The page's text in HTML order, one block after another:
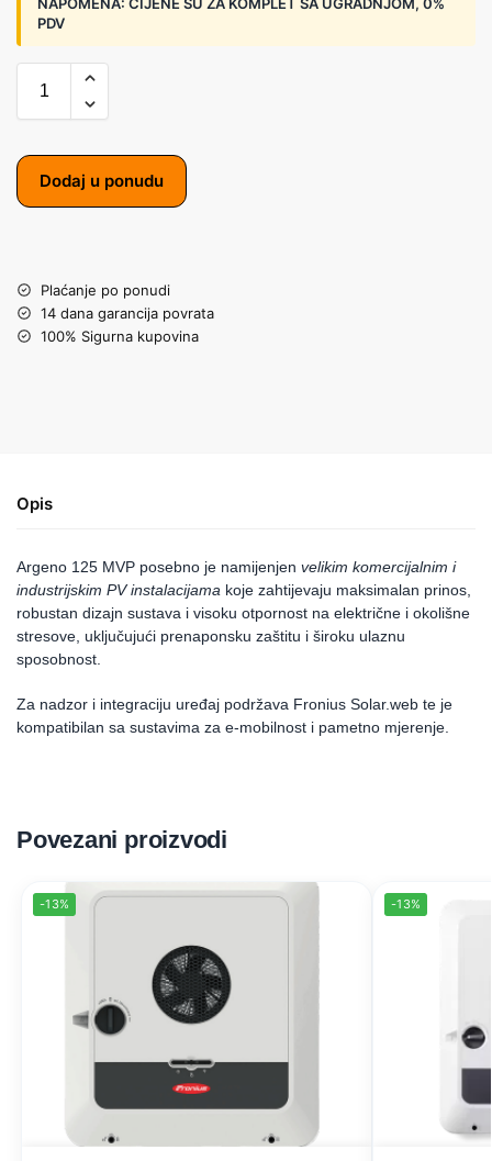
PDV
Dodaj u ponudu
Plaćanje po ponudi
14 dana garancija povrata
100% Sigurna kupovina
Opis
Argeno 125 MVP posebno je namijenjen velikim komercijalnim i
industrijskim PV instalacijama koje zahtijevaju maksimalan prinos,
robustan dizajn sustava i visoku otpornost na električne i okolišne
stresove, uključujući prenaponsku zaštitu i široku ulaznu
sposobnost.
Za nadzor i integraciju uređaj podržava Fronius Solar.web te je
kompatibilan sa sustavima za e-mobilnost i pametno mjerenje.
Povezani proizvodi
-13% -13%